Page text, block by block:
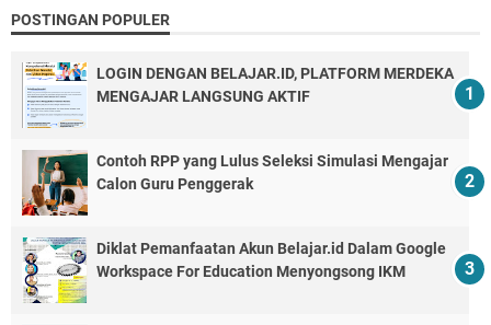
POSTINGAN POPULER
LOGIN DENGAN BELAJAR.ID, PLATFORM MERDEKA
MENGAJAR LANGSUNG AKTIF
Contoh RPP yang Lulus Seleksi Simulasi Mengajar
Calon Guru Penggerak
Diklat Pemanfaatan Akun Belajar.id Dalam Google
Workspace For Education Menyongsong IKM